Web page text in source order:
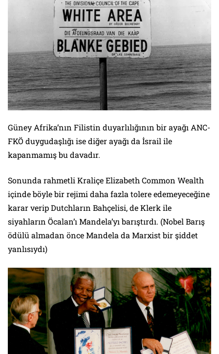
Güney Afrika’nın Filistin duyarlılığının bir ayağı ANC-
FKÖ duygudaşlığı ise diğer ayağı da İsrail ile
kapanmamış bu davadır.
Sonunda rahmetli Kraliçe Elizabeth Common Wealth
içinde böyle bir rejimi daha fazla tolere edemeyeceğine
karar verip Dutchların Bahçelisi, de Klerk ile
siyahların Öcalan’ı Mandela’yı barıştırdı. (Nobel Barış
ödülü almadan önce Mandela da Marxist bir şiddet
yanlısıydı)